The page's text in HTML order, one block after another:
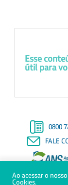
Esse
útil para
0800
FALE
© Copyright
Ao acessar o
Cookies.